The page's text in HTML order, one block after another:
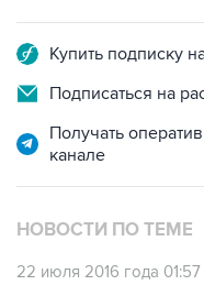
Купить подписку
Подписаться на
Получать
канале
НОВОСТИ ПО ТЕМЕ
22 июля 2016 года 01:57